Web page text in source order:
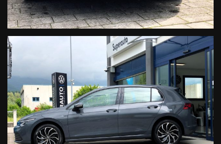
Sensori di parcheggio anteriori e posteriori
Illuminazione LED d’ambiente
Specchietti laterali con regolazione elettrica, riscaldabili
Sensore di luce e pioggia
Chiusura Centralizzata
Start&Stop
Alzacristalli elettrici
Bracciolo
VISITA IL NOSTRO SITO WWW.SUPERAUTOFELTRE.IT DOVE
TROVERAI PIU' DI 50 FOTO DEL VEICOLO.
• OLTRE 40 ANNI DI ESPERIENZA E PASSIONE NEL CAMPO
DELLE AUTO